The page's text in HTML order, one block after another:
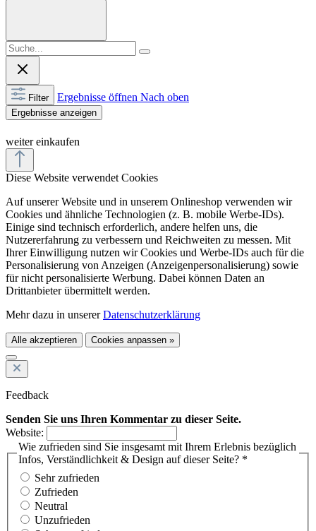
Filter Ergebnisse öffnen Nach oben
Ergebnisse anzeigen
weiter einkaufen
Diese Website verwendet Cookies
Auf unserer Website und in unserem Onlineshop verwenden wir
Cookies und ähnliche Technologien (z. B. mobile Werbe-IDs).
Einige sind technisch erforderlich, andere helfen uns, die
Nutzererfahrung zu verbessern und Reichweiten zu messen. Mit
Ihrer Einwilligung nutzen wir Cookies und Werbe-IDs auch für die
Personalisierung von Anzeigen (Anzeigenpersonalisierung) sowie
für nicht personalisierte Werbung. Dabei können Daten an
Drittanbieter übermittelt werden.
Mehr dazu in unsererDatenschutzerklärung
Alle akzeptieren Cookies anpassen »
Feedback
Senden Sie uns Ihren Kommentar zu dieser Seite.
Website:
Wie zufrieden sind Sie insgesamt mit Ihrem Erlebnis bezüglich
Infos, Verständlichkeit & Design auf dieser Seite? *
Sehr zufrieden
Zufrieden
Neutral
Unzufrieden